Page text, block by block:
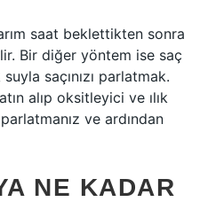
saat beklettikten sonra
Bir diğer yöntem ise saç
saçınızı parlatmak.
alıp oksitleyici ve ılık
parlatmanız ve ardından
NE KADAR